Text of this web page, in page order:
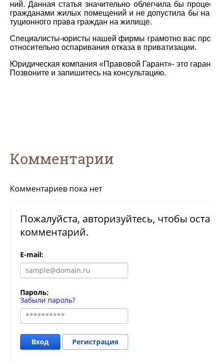
ний. Данная статья значительно облегчила бы процесс
гражданами жилых помещений и не допустила бы
туционного права граждан на жилище.
Специалисты-юристы нашей фирмы грамотно вас
относительно оспаривания отказа в приватизации.
Юридическая компания «Правовой Гарант»- это
Позвоните и запишитесь на консультацию.
Комментарии
Комментариев пока нет
Пожалуйста, авторизуйтесь, чтобы
комментарий.
E-mail:
Пароль:
Забыли пароль?
Регистрация
Вход